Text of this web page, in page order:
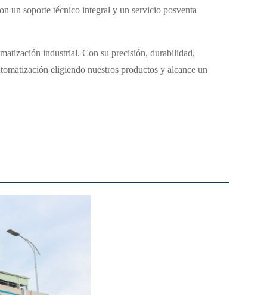
un soporte técnico integral y un servicio posventa
industrial. Con su precisión, durabilidad,
eligiendo nuestros productos y alcance un